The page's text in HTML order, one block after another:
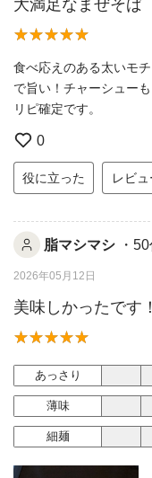
大満足なまぜそば
食べ応えのある太いモ
で旨い！チャーシュー
リピ確定です。
0
役に立った レビ
脂マシマシ ・
2026年05月12日
美味しかったです！
あっさり
薄味
細麺